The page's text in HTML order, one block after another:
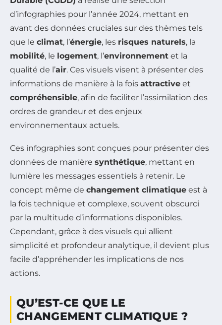
d’infographies pour l’année 2024, mettant en
avant des données cruciales sur des thèmes tels
que le climat, l’énergie, les risques naturels, la
mobilité, le logement, l’environnement et la
qualité de l’air. Ces visuels visent à présenter des
informations de manière à la fois attractive et
compréhensible, afin de faciliter l’assimilation des
ordres de grandeur et des enjeux
environnementaux actuels.
Ces infographies sont conçues pour présenter des
données de manière synthétique, mettant en
lumière les messages essentiels à retenir. Le
concept même de changement climatique est à
la fois technique et complexe, souvent obscurci
par la multitude d’informations disponibles.
Cependant, grâce à des visuels qui allient
simplicité et profondeur analytique, il devient plus
facile d’appréhender les implications de nos
actions.
QU’EST-CE QUE LE
CHANGEMENT CLIMATIQUE ?